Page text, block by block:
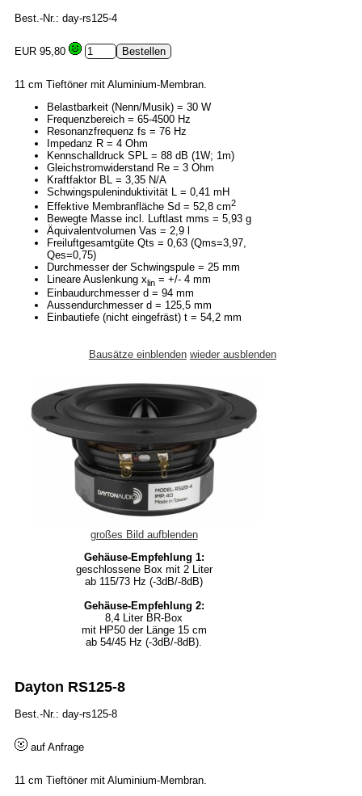
Best.-Nr.: day-rs125-4
EUR 95,80
11 cm Tieftöner mit Aluminium-Membran.
Belastbarkeit (Nenn/Musik) = 30 W
Frequenzbereich = 65-4500 Hz
Resonanzfrequenz fs = 76 Hz
Impedanz R = 4 Ohm
Kennschalldruck SPL = 88 dB (1W; 1m)
Gleichstromwiderstand Re = 3 Ohm
Kraftfaktor BL = 3,35 N/A
Schwingspuleninduktivität L = 0,41 mH
Effektive Membranfläche Sd = 52,8 cm2
Bewegte Masse incl. Luftlast mms = 5,93 g
Äquivalentvolumen Vas = 2,9 l
Freiluftgesamtgüte Qts = 0,63 (Qms=3,97,
Qes=0,75)
Durchmesser der Schwingspule = 25 mm
Lineare Auslenkung xlin = +/- 4 mm
Einbaudurchmesser d = 94 mm
Aussendurchmesser d = 125,5 mm
Einbautiefe (nicht eingefräst) t = 54,2 mm
Bausätze einblenden wieder ausblenden
großes Bild aufblenden
Gehäuse-Empfehlung 1:
geschlossene Box mit 2 Liter
ab 115/73 Hz (-3dB/-8dB)
Gehäuse-Empfehlung 2:
8,4 Liter BR-Box
mit HP50 der Länge 15 cm
ab 54/45 Hz (-3dB/-8dB).
Dayton RS125-8
Best.-Nr.: day-rs125-8
auf Anfrage
11 cm Tieftöner mit Aluminium-Membran.